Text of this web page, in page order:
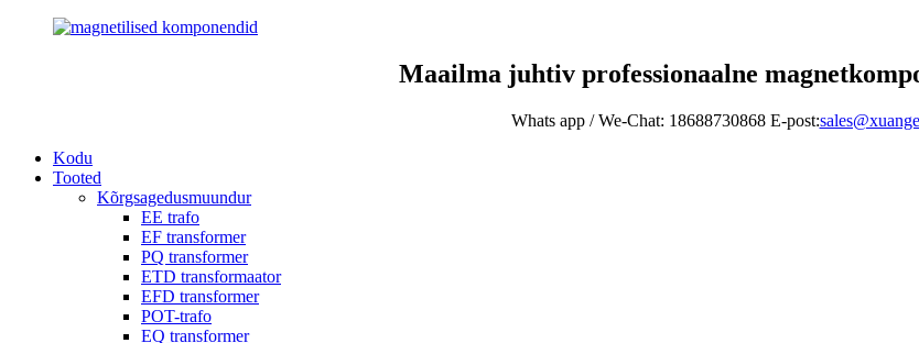
Maailma juhtiv professionaalne
Whats app / We-Chat: 18688730868 E-post:
Kodu
Tooted
Kõrgsagedusmuundur
EE trafo
EF transformer
PQ transformer
ETD transformaator
EFD transformer
POT-trafo
EQ transformer